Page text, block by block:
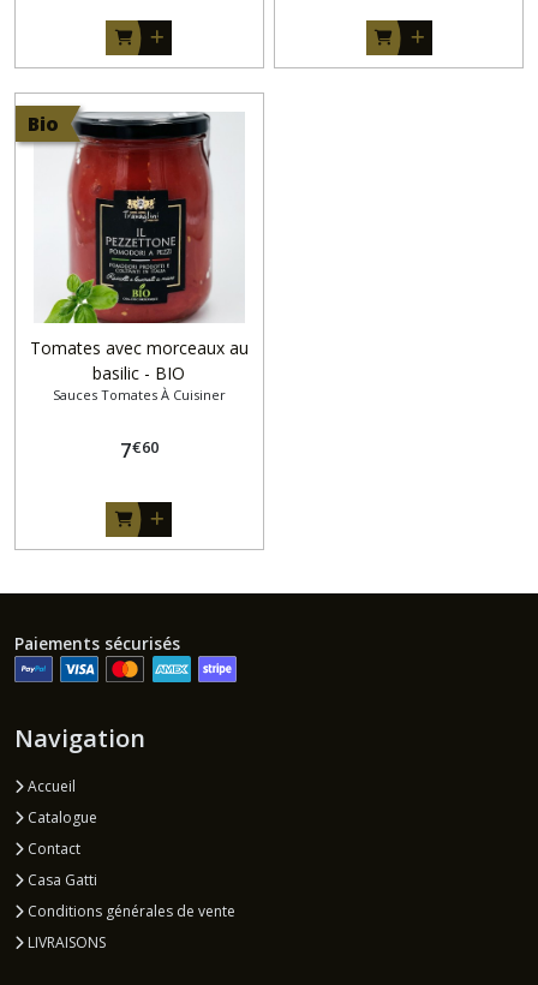
Bio
Tomates avec morceaux au
basilic - BIO
Sauces Tomates À Cuisiner
7€60
Paiements sécurisés
Navigation
Accueil
Catalogue
Contact
Casa Gatti
Conditions générales de vente
LIVRAISONS